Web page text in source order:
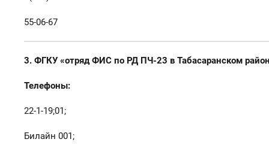
55-06-67
3. ФГКУ «отряд ФИС по РД ПЧ-23 в Табасаранском
Телефоны:
22-1-19;01;
Билайн 001;